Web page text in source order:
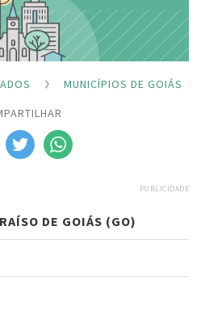
MUNICÍPIOS DE GOIÁS
PUBLICIDADE
DE GOIÁS (GO)